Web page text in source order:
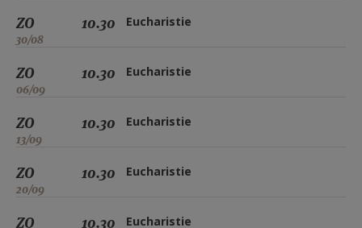
ZO
30/08
10.30 Eucharistie
ZO
06/09
10.30 Eucharistie
ZO
13/09
10.30 Eucharistie
ZO
20/09
10.30 Eucharistie
ZO 10.30 Eucharistie